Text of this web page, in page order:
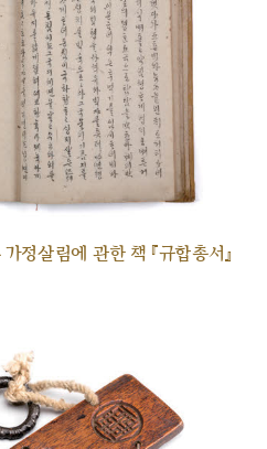
정살림에 관한 책 『규합총서』